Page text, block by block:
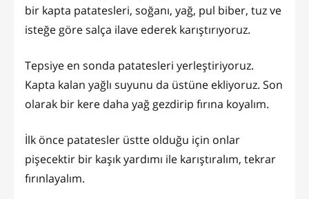
bir kapta patatesleri, soğanı, yağ, pul biber, tuz ve
isteğe göre salça ilave ederek karıştırıyoruz.
Tepsiye en sonda patatesleri yerleştiriyoruz.
Kapta kalan yağlı suyunu da üstüne ekliyoruz. Son
olarak bir kere daha yağ gezdirip fırına koyalım.
İlk önce patatesler üstte olduğu için onlar
pişecektir bir kaşık yardımı ile karıştıralım, tekrar
fırınlayalım.